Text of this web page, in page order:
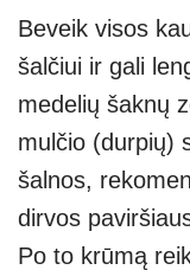
Beveik visos
šalčiui ir gali
medelių šaknų
mulčio (durpių)
šalnos,
dirvos
Po to krūmą